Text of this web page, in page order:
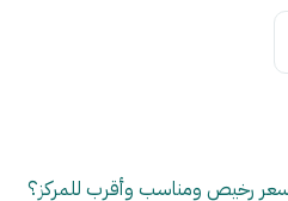
رخيص ومناسب وأقرب للمركز؟